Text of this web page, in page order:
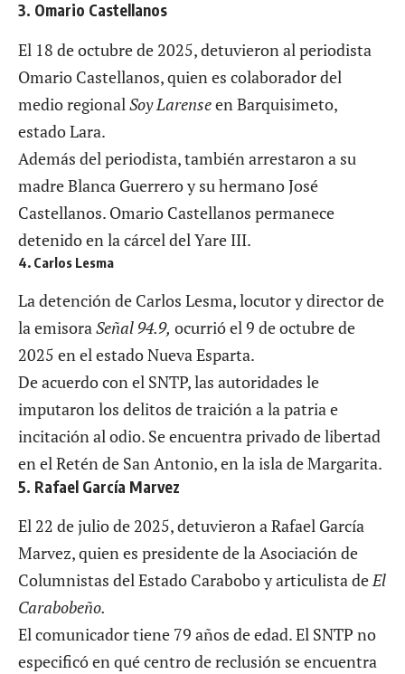
3. Omario Castellanos
El 18 de octubre de 2025, detuvieron al periodista
Omario Castellanos, quien es colaborador del
medio regional Soy Larenseen Barquisimeto,
estado Lara.
Además del periodista, también arrestaron a su
madre Blanca Guerrero y su hermano José
Castellanos. Omario Castellanos permanece
detenido en la cárcel del Yare III.
4. Carlos Lesma
La detención de Carlos Lesma, locutor y director de
la emisoraSeñal 94.9, ocurrió el 9 de octubre de
2025 en el estado Nueva Esparta.
De acuerdo con el SNTP, las autoridades le
imputaron los delitos de traición a la patria e
incitación al odio. Se encuentra privado de libertad
en el Retén de San Antonio, en la isla de Margarita.
5. Rafael García Marvez
El 22 de julio de 2025, detuvieron a Rafael García
Marvez, quien es presidente de la Asociación de
Columnistas del Estado Carabobo y articulista deEl
Carabobeño.
El comunicador tiene 79 años de edad. El SNTP no
especificó en qué centro de reclusión se encuentra